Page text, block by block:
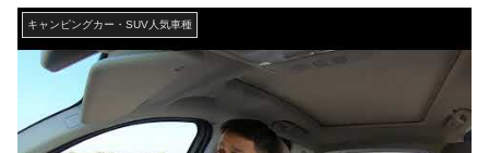
キャンピングカー・SUV人気車種